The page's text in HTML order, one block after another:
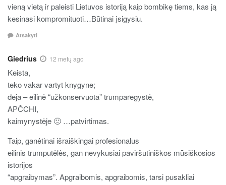
vieną vietą ir paleisti Lietuvos istoriją kaip bombikę tiems, kas ją
kesinasi kompromituoti…Būtinai įsigysiu.
Atsakyti
Giedrius 12 metų ago
Keista,
teko vakar vartyt knygyne;
deja – eilinė “užkonservuota” trumparegystė,
APČCHI,
kaimynystėje 🙂 …patvirtimas.
Taip, ganėtinai išraiškingai profesionalus
eilinis trumputėlės, gan nevykusiai paviršutiniškos mūsiškosios
istorijos
“apgraibymas”. Apgraibomis, apgraibomis, tarsi pusakliai